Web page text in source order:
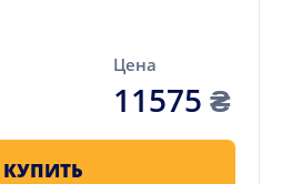
Цена
11575₴
КУПИТЬ